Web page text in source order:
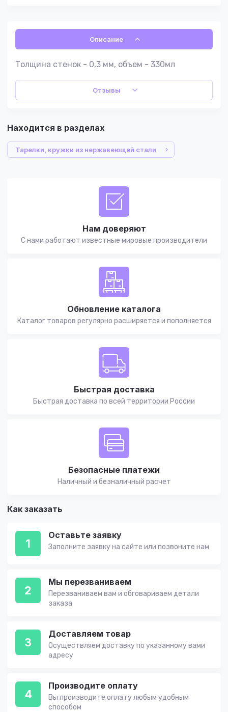
Описание
Толщина стенок - 0,3 мм, объем - 330мл
Отзывы
Находится в разделах
Тарелки, кружки из нержавеющей стали
Нам доверяют
С нами работают известные мировые производители
Обновление каталога
Каталог товаров регулярно расширяется и пополняется
Быстрая доставка
Быстрая доставка по всей территории России
Безопасные платежи
Наличный и безналичный расчет
Как заказать
1
Оставьте заявку
Заполните заявку на сайте или позвоните нам
2
Мы перезваниваем
Перезваниваем вам и обговариваем детали
заказа
3
Доставляем товар
Осуществляем доставку по указанному вами
адресу
4
Производите оплату
Вы производите оплату любым удобным
способом